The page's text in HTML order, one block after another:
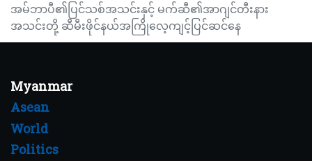
အမ်ဘာပီ၏ပြင်သစ်အသင်းနှင့် မက်ဆီ၏အာဂျင်တီးနား
အသင်းတို့ ဆီမီးဖိုင်နယ်အကြိုလေ့ကျင့်ပြင်ဆင်နေ
Myanmar
Asean
World
Politics